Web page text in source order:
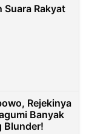
Suara Rakyat
Rejekinya
Banyak
Blunder!